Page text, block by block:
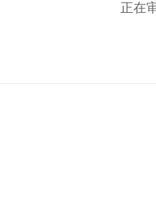
正在